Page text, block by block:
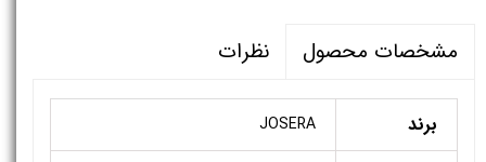
مشخصات محصول نظرات
برند JOSERA